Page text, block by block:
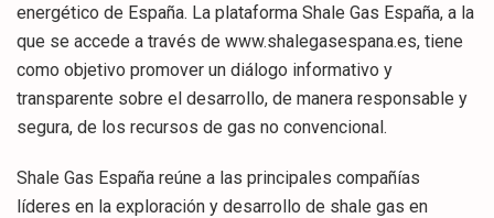
energético de España. La plataforma Shale Gas España, a la
que se accede a través de www.shalegasespana.es, tiene
como objetivo promover un diálogo informativo y
transparente sobre el desarrollo, de manera responsable y
segura, de los recursos de gas no convencional.
Shale Gas España reúne a las principales compañías
líderes en la exploración y desarrollo de shale gas en